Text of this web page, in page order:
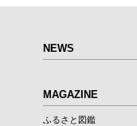
NEWS
MAGAZINE
ふるさと図鑑